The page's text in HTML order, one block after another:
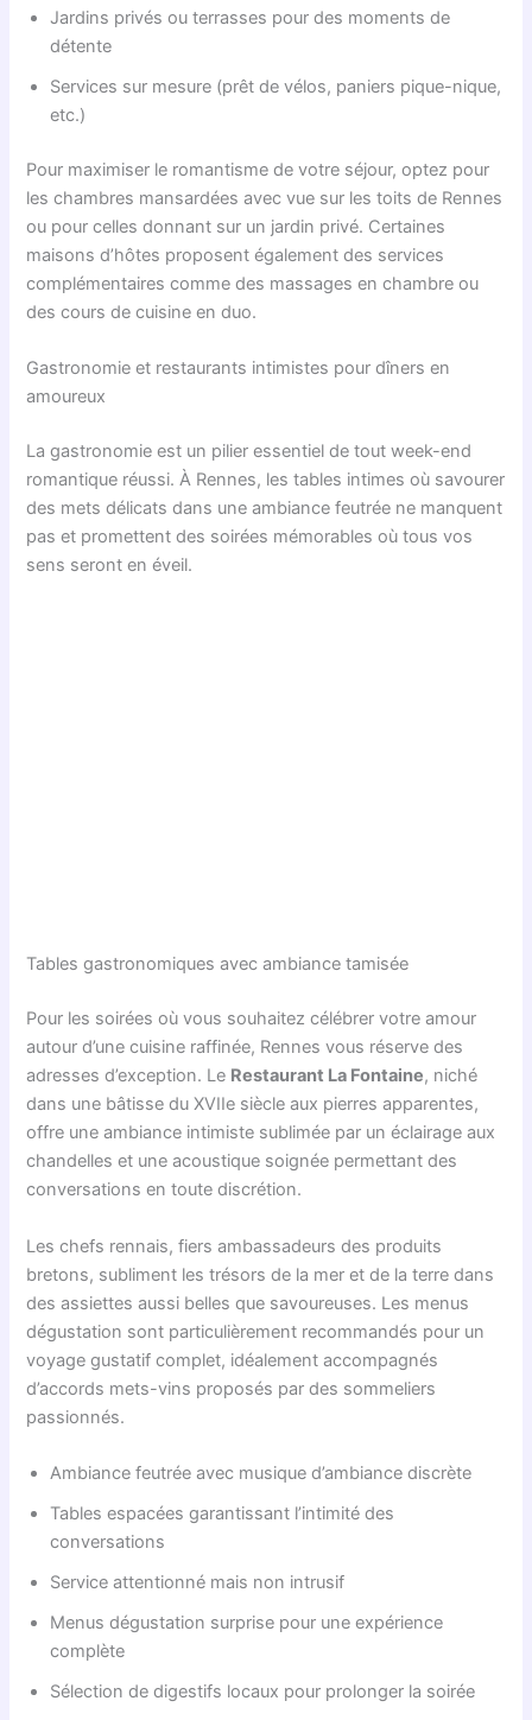
Jardins privés ou terrasses pour des moments de
détente
Services sur mesure (prêt de vélos, paniers pique-nique,
etc.)
Pour maximiser le romantisme de votre séjour, optez pour
les chambres mansardées avec vue sur les toits de Rennes
ou pour celles donnant sur un jardin privé. Certaines
maisons d’hôtes proposent également des services
complémentaires comme des massages en chambre ou
des cours de cuisine en duo.
Gastronomie et restaurants intimistes pour dîners en
amoureux
La gastronomie est un pilier essentiel de tout week-end
romantique réussi. À Rennes, les tables intimes où savourer
des mets délicats dans une ambiance feutrée ne manquent
pas et promettent des soirées mémorables où tous vos
sens seront en éveil.
Tables gastronomiques avec ambiance tamisée
Pour les soirées où vous souhaitez célébrer votre amour
autour d’une cuisine raffinée, Rennes vous réserve des
adresses d’exception. Le Restaurant La Fontaine, niché
dans une bâtisse du XVIIe siècle aux pierres apparentes,
offre une ambiance intimiste sublimée par un éclairage aux
chandelles et une acoustique soignée permettant des
conversations en toute discrétion.
Les chefs rennais, fiers ambassadeurs des produits
bretons, subliment les trésors de la mer et de la terre dans
des assiettes aussi belles que savoureuses. Les menus
dégustation sont particulièrement recommandés pour un
voyage gustatif complet, idéalement accompagnés
d’accords mets-vins proposés par des sommeliers
passionnés.
Ambiance feutrée avec musique d’ambiance discrète
Tables espacées garantissant l’intimité des
conversations
Service attentionné mais non intrusif
Menus dégustation surprise pour une expérience
complète
Sélection de digestifs locaux pour prolonger la soirée